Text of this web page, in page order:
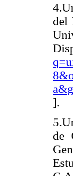
del
].
de